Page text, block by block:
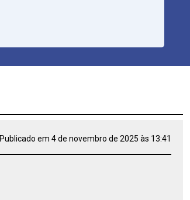
Publicado em 4 de novembro de 2025 às 13:41